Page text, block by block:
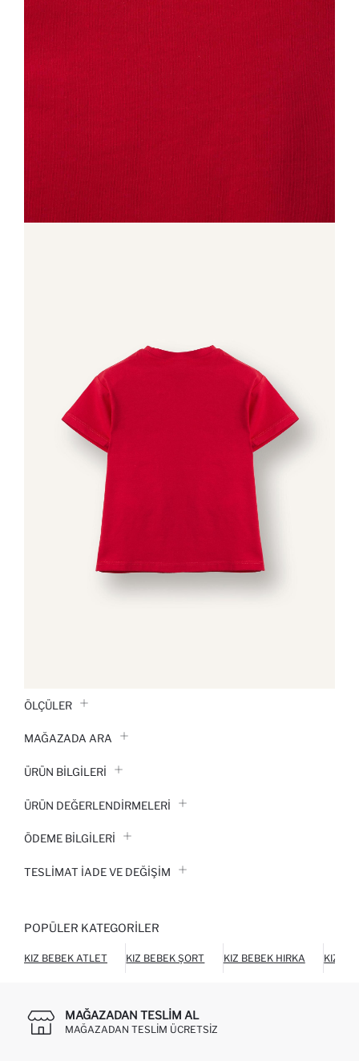
ÖLÇÜLER
MAĞAZADA ARA
ÜRÜN BILGILERI
ÜRÜN DEĞERLENDİRMELERİ
ÖDEME BİLGİLERİ
TESLIMAT İADE VE DEĞIŞIM
POPÜLER KATEGORILER
KIZ BEBEK ATLET KIZ BEBEK ŞORT KIZ BEBEK HIRKA KIZ
MAĞAZADAN TESLIM AL
MAĞAZADAN TESLIM ÜCRETSIZ